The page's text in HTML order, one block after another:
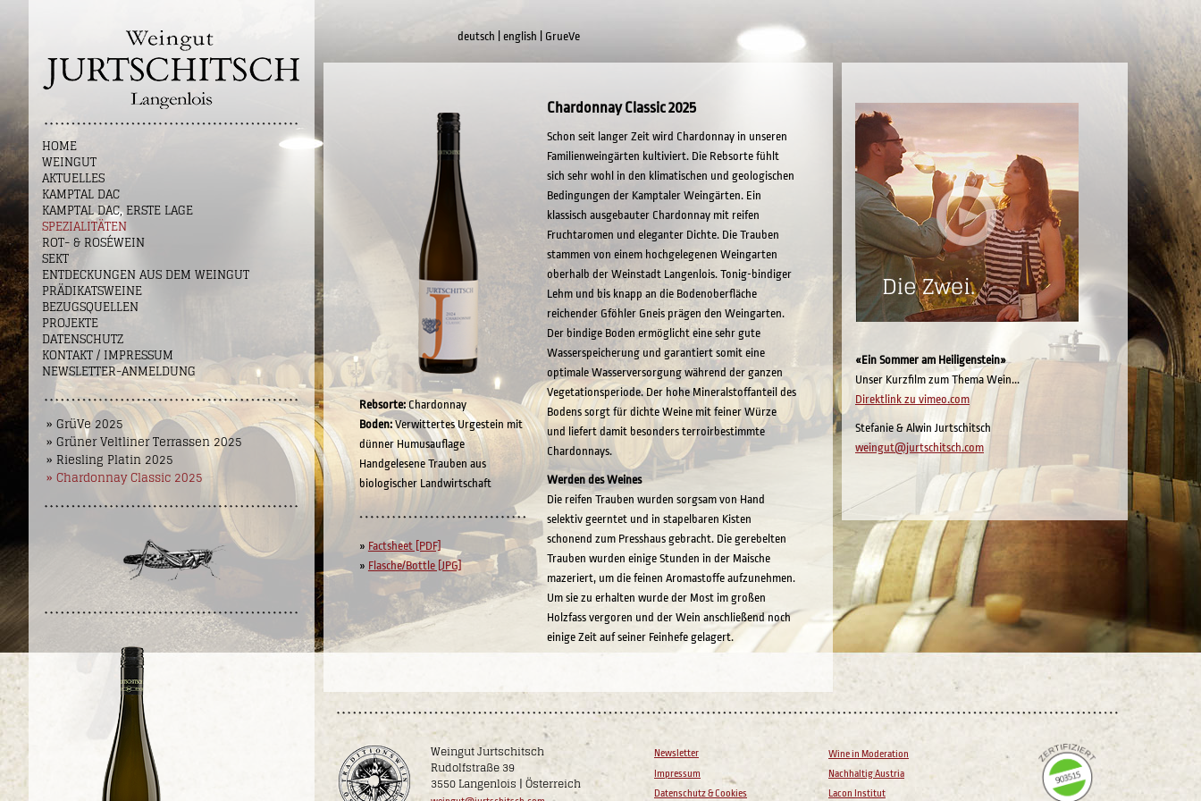
HOME
WEINGUT
AKTUELLES
KAMPTAL DAC
KAMPTAL DAC, ERSTE LAGE
SPEZIALITÄTEN
ROT- & ROSÉWEIN
SEKT
ENTDECKUNGEN AUS DEM WEINGUT
PRÄDIKATSWEINE
BEZUGSQUELLEN
PROJEKTE
DATENSCHUTZ
KONTAKT / IMPRESSUM
NEWSLETTER-ANMELDUNG
» GrüVe 2025
» Grüner Veltliner Terrassen 2025
» Riesling Platin 2025
» Chardonnay Classic 2025
deutsch english GrueVe
Rebsorte:Chardonnay
Boden:Verwittertes Urgestein mit
dünner Humusauflage
Handgelesene Trauben aus
biologischer Landwirtschaft
» Factsheet [PDF]
» Flasche/Bottle [JPG]
Chardonnay Classic 2025
Schon seit langer Zeit wird Chardonnay in unseren
Familienweingärten kultiviert. Die Rebsorte fühlt
sich sehr wohl in den klimatischen und geologischen
Bedingungen der Kamptaler Weingärten. Ein
klassisch ausgebauter Chardonnay mit reifen
Fruchtaromen und eleganter Dichte. Die Trauben
stammen von einem hochgelegenen Weingarten
oberhalb der Weinstadt Langenlois. Tonig-bindiger
Lehm und bis knapp an die Bodenoberfläche
reichender Gföhler Gneis prägen den Weingarten.
Der bindige Boden ermöglicht eine sehr gute
Wasserspeicherung und garantiert somit eine
optimale Wasserversorgung während der ganzen
Vegetationsperiode. Der hohe Mineralstoffanteil des
Bodens sorgt für dichte Weine mit feiner Würze
und liefert damit besonders terroirbestimmte
Chardonnays.
Werden des Weines
Die reifen Trauben wurden sorgsam von Hand
selektiv geerntet und in stapelbaren Kisten
schonend zum Presshaus gebracht. Die gerebelten
Trauben wurden einige Stunden in der Maische
mazeriert, um die feinen Aromastoffe aufzunehmen.
Um sie zu erhalten wurde der Most im großen
Holzfass vergoren und der Wein anschließend noch
einige Zeit auf seiner Feinhefe gelagert.
«Ein Sommer am Heiligenstein»
Unser Kurzfilm zum Thema Wein...
Direktlink zu vimeo.com
Stefanie & Alwin Jurtschitsch
weingut@jurtschitsch.com
Weingut Jurtschitsch
Rudolfstraße 39
3550 Langenlois | Österreich
Newsletter
Impressum
Datenschutz & Cookies
Wine in Moderation
Nachhaltig Austria
Lacon Institut